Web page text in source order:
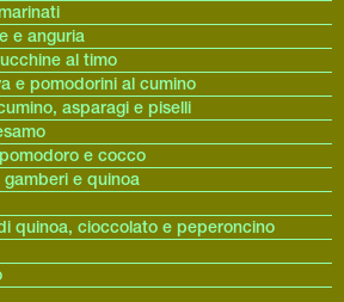
e anguria
al timo
e pomodorini al cumino
asparagi e piselli
e cocco
e quinoa
quinoa, cioccolato e peperoncino